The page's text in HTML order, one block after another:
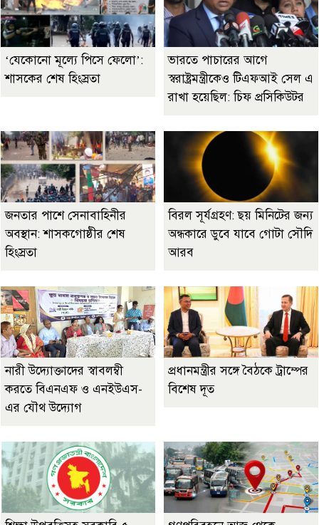
‘যেকোনো মূল্যে পিসে ফেলো’:
শাসকের শেষ হিংস্রতা
ভারতে পাচারের আগে
স্বরাষ্ট্রমন্ত্রীকেও টিএফআই সেল এ
রাখা হয়েছিল: চিফ প্রসিকিউটর
জনতার পাশে সেনাবাহিনীর
অবস্থান: শাসকগোষ্ঠীর শেষ
হিংস্রতা
বিরল সূর্যগ্রহণ: ছয় মিনিটের জন্য
অন্ধকারে ডুবে যাবে গোটা সৌদি
আরব
নারী উদ্যোক্তাদের স্বাবলম্বী
করতে বিএনএফ ও এনইউএস-
এর যৌথ উদ্যোগ
প্রধানমন্ত্রীর সঙ্গে বৈঠকে ট্রাম্পের
বিশেষ দূত